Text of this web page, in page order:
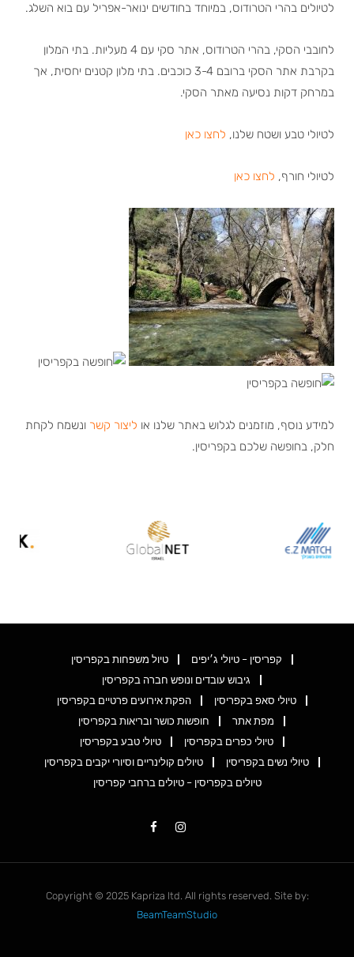
לטיולים בהרי הטרודוס, במיוחד בחודשים ינואר-אפריל עם בוא השלג.
לחובבי הסקי, בהרי הטרודוס, אתר סקי עם 4 מעליות. בתי המלון
בקרבת אתר הסקי ברובם 3-4 כוכבים. בתי מלון קטנים יחסית, אך
במרחק דקות נסיעה מאתר הסקי.
לטיולי טבע ושטח שלנו, לחצו כאן
לטיולי חורף, לחצו כאן
למידע נוסף, מוזמנים לגלוש באתר שלנו או ליצור קשר ונשמח לקחת
חלק, בחופשה שלכם בקפריסין.
טיול משפחות בקפריסין
קפריסין – טיולי ג׳יפים
גיבוש עובדים ונופש חברה בקפריסין
הפקת אירועים פרטיים בקפריסין
טיולי סאפ בקפריסין
חופשות כושר ובריאות בקפריסין
מפת אתר
טיולי טבע בקפריסין
טיולי כפרים בקפריסין
טיולים קולינריים וסיורי יקבים בקפריסין
טיולי נשים בקפריסין
טיולים בקפריסין – טיולים ברחבי קפריסין
Copyright © 2025 Kapriza ltd. All rights reserved. Site by:
BeamTeamStudio